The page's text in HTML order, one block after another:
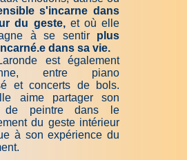
s'incarne dans
du geste, et où elle
à se sentir plus
dans sa vie.
est également
entre piano
et concerts de bols.
aime partager son
de peintre dans le
du geste intérieur
à son expérience du